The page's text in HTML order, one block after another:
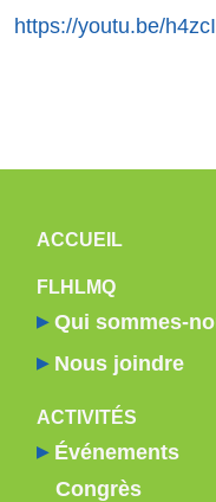
https://youtu.be/
NAVIGATION
ACCUEIL
FLHLMQ
Qui sommes-
Nous joindre
ACTIVITÉS
Événements
Congrès